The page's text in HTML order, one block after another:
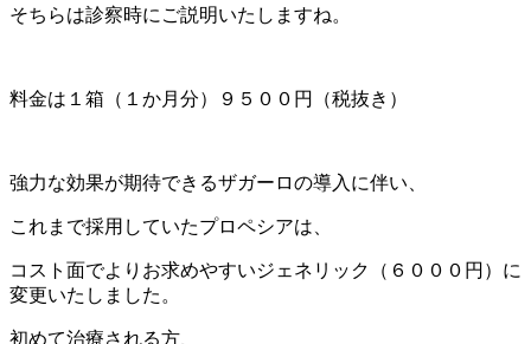
そちらは診察時にご説明いたしますね。
料金は１箱（１か月分）９５００円（税抜き）
強力な効果が期待できるザガーロの導入に伴い、
これまで採用していたプロペシアは、
コスト面でよりお求めやすいジェネリック（６０００円）に
変更いたしました。
初めて治療される方、